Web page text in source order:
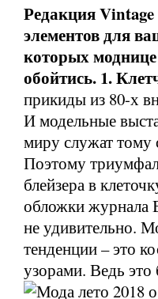
Редакция
элементов для
которых
обойтись. 1.
прикиды из 80-х
И модельные
миру служат тому
Поэтому
блейзера в
обложки журнала
не удивительно.
тенденции – это
узорами. Ведь это